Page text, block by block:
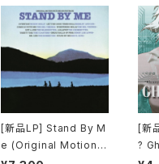
[新品LP] Stand By M
e (Original Motion P
[新
?